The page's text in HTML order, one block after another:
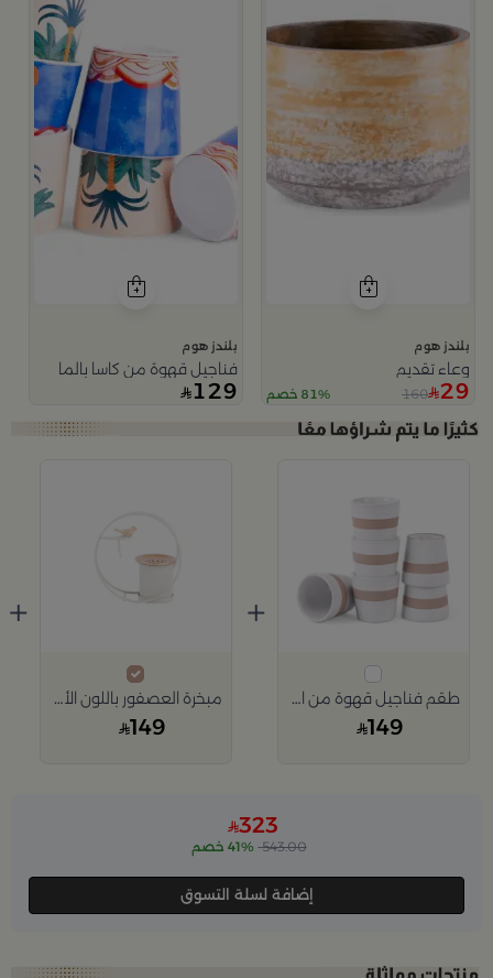
بلندز هوم
وعاء تقديم
29
160 81% خصم
بلندز هوم
فناجيل قهوة من كاسا بالما
129
طقم فناجيل قهوة من افيانا
149
+
مبخرة العصفور باللون الأخضر الفاتح
149
+
323
543.00 41% خصم
إضافة لسلة التسوق